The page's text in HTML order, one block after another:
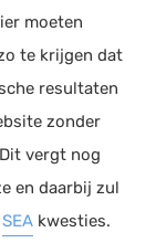
moeten
te krijgen dat
resultaten
zonder
vergt nog
en daarbij zul
SEA kwesties.